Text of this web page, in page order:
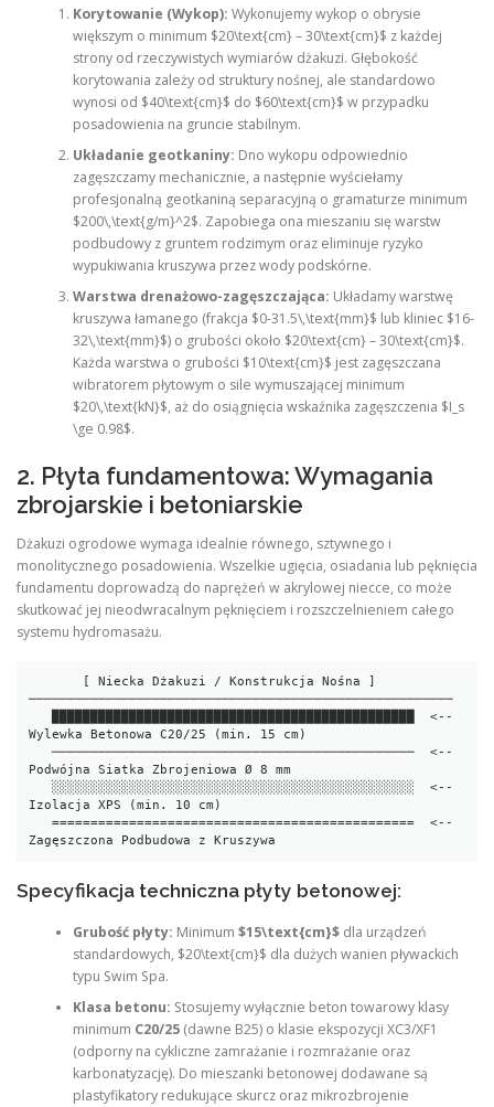
Korytowanie (Wykop): Wykonujemy wykop o obrysie
większym o minimum $20\text{cm} – 30\text{cm}$ z każdej
strony od rzeczywistych wymiarów dżakuzi. Głębokość
korytowania zależy od struktury nośnej, ale standardowo
wynosi od $40\text{cm}$ do $60\text{cm}$ w przypadku
posadowienia na gruncie stabilnym.
Układanie geotkaniny: Dno wykopu odpowiednio
zagęszczamy mechanicznie, a następnie wyściełamy
profesjonalną geotkaniną separacyjną o gramaturze minimum
$200\,\text{g/m}^2$. Zapobiega ona mieszaniu się warstw
podbudowy z gruntem rodzimym oraz eliminuje ryzyko
wypukiwania kruszywa przez wody podskórne.
Warstwa drenażowo-zagęszczająca: Układamy warstwę
kruszywa łamanego (frakcja $0-31.5\,\text{mm}$ lub kliniec $16-
32\,\text{mm}$) o grubości około $20\text{cm} – 30\text{cm}$.
Każda warstwa o grubości $10\text{cm}$ jest zagęszczana
wibratorem płytowym o sile wymuszającej minimum
$20\,\text{kN}$, aż do osiągnięcia wskaźnika zagęszczenia $I_s
\ge 0.98$.
2. Płyta fundamentowa: Wymagania
zbrojarskie i betoniarskie
Dżakuzi ogrodowe wymaga idealnie równego, sztywnego i
monolitycznego posadowienia. Wszelkie ugięcia, osiadania lub pęknięcia
fundamentu doprowadzą do naprężeń w akrylowej niecce, co może
skutkować jej nieodwracalnym pęknięciem i rozszczelnieniem całego
systemu hydromasażu.
───────────────────────────────────────────────────────
Wylewka Betonowa C20/25 (min. 15 cm)
   ───────────────────────────────────────────────  <--
Podwójna Siatka Zbrojeniowa Ø 8 mm
   ░░░░░░░░░░░░░░░░░░░░░░░░░░░░░░░░░░░░░░░░░░░░░░░  <--
Izolacja XPS (min. 10 cm)
   ===============================================  <--
Specyfikacja techniczna płyty betonowej:
Grubość płyty: Minimum $15\text{cm}$dla urządzeń
standardowych, $20\text{cm}$ dla dużych wanien pływackich
typu Swim Spa.
Klasa betonu: Stosujemy wyłącznie beton towarowy klasy
minimum C20/25(dawne B25) o klasie ekspozycji XC3/XF1
(odporny na cykliczne zamrażanie i rozmrażanie oraz
karbonatyzację). Do mieszanki betonowej dodawane są
plastyfikatory redukujące skurcz oraz mikrozbrojenie